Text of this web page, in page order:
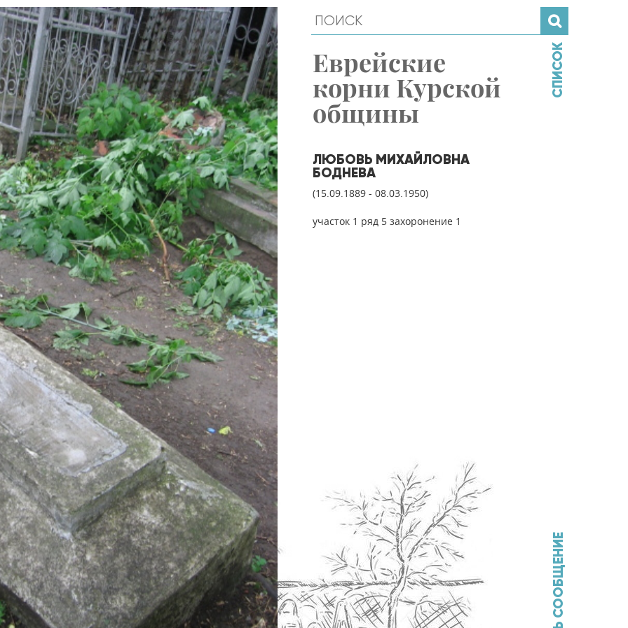
Еврейские
корни Курской
общины
ЛЮБОВЬ МИХАЙЛОВНА
БОДНЕВА
(15.09.1889 - 08.03.1950)
участок 1 ряд 5 захоронение 1
СПИСОК